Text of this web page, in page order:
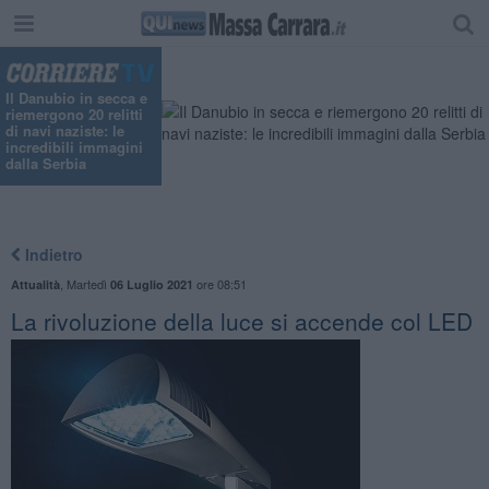
Il Danubio in secca e
riemergono 20 relitti
di navi naziste: le
incredibili immagini
dalla Serbia
Indietro
Attualità Martedì 06 Luglio 2021 ore 08:51
La rivoluzione della luce si accende col LED